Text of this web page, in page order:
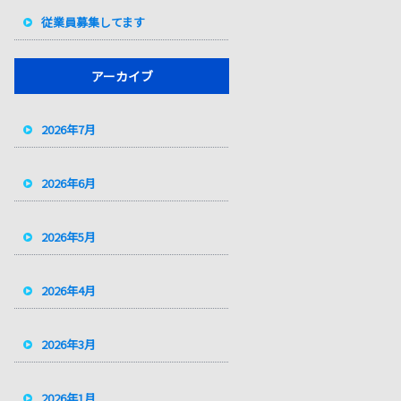
従業員募集してます
アーカイブ
2026年7月
2026年6月
2026年5月
2026年4月
2026年3月